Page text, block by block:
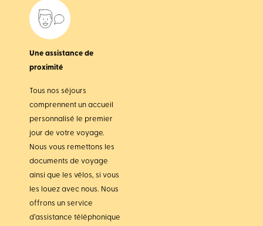
Une assistance de
proximité
Tous nos séjours
comprennent un accueil
personnalisé le premier
jour de votre voyage.
Nous vous remettons les
documents de voyage
ainsi que les vélos, si vous
les louez avec nous. Nous
offrons un service
d’assistance téléphonique